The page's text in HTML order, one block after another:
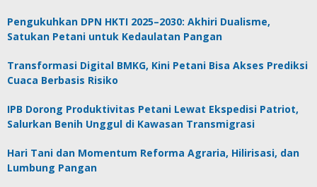
Pengukuhkan DPN HKTI 2025–2030: Akhiri Dualisme,
Satukan Petani untuk Kedaulatan Pangan
Transformasi Digital BMKG, Kini Petani Bisa Akses Prediksi
Cuaca Berbasis Risiko
IPB Dorong Produktivitas Petani Lewat Ekspedisi Patriot,
Salurkan Benih Unggul di Kawasan Transmigrasi
Hari Tani dan Momentum Reforma Agraria, Hilirisasi, dan
Lumbung Pangan